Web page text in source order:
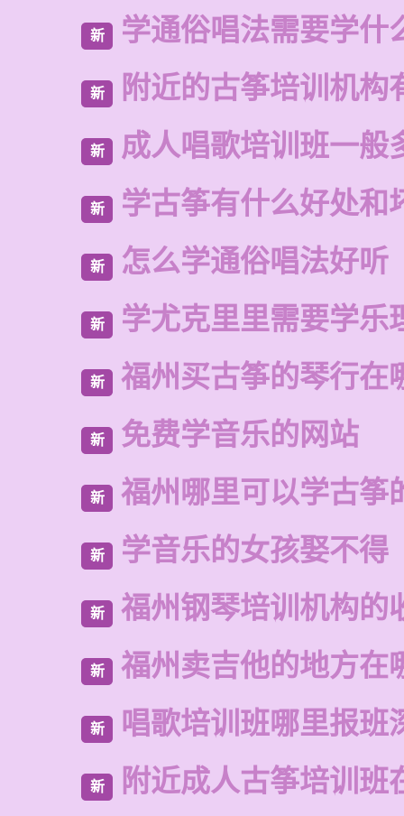
新 学通俗唱法需要学什
新 附近的古筝培训机构
新 成人唱歌培训班一般
新 学古筝有什么好处和
新 怎么学通俗唱法好听
新 学尤克里里需要学乐
新 福州买古筝的琴行在
新 免费学音乐的网站
新 福州哪里可以学古筝
新 学音乐的女孩娶不得
新 福州钢琴培训机构的
新 福州卖吉他的地方在
新 唱歌培训班哪里报班
新 附近成人古筝培训班